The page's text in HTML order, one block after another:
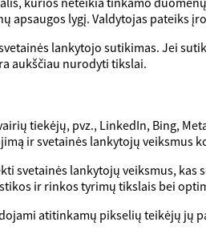
lygį. Valdytojas pateiks
lankytojo sutikimas. Jei
aukščiau nurodyti tikslai.
tiekėjų, pvz., LinkedIn, Bing,
ir svetainės lankytojų veiksmus
svetainės lankytojų veiksmus,
ir rinkos tyrimų tikslais bei
atitinkamų pikselių teikėjų jų